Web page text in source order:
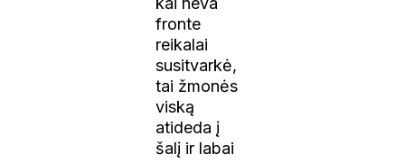
fronte
reikalai
susitvarkė,
tai žmonės
viską
atideda į
šalį ir labai